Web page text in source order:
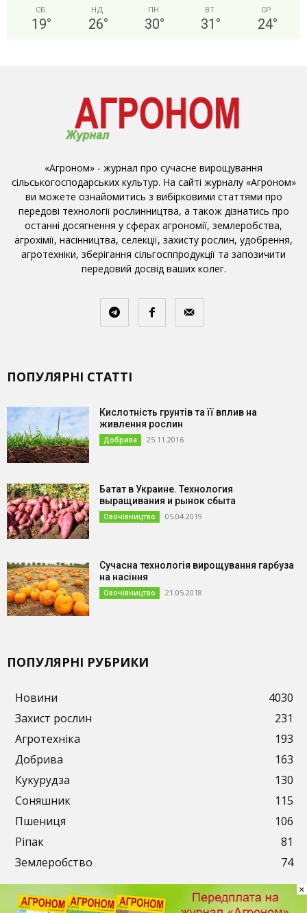
СБ
19°
НД
26°
ПН
30°
ВТ
31 °
СР
24°
«Агроном» - журнал про сучасне вирощування
сільськогосподарських культур. На сайті журналу «Агроном»
ви можете ознайомитись з вибірковими статтями про
передові технології рослинництва, а також дізнатись про
останні досягнення у сферах агрономії, землеробства,
агрохімії, насінництва, селекції, захисту рослин, удобрення,
агротехніки, зберігання сільгосппродукції та запозичити
передовий досвід ваших колег.
ПОПУЛЯРНІ СТАТТІ
Кислотність грунтів та її вплив на
живлення рослин
Добрива 25.11.2016
Батат в Украине. Технология
выращивания и рынок сбыта
Овочівництво 05.04.2019
Сучасна технологія вирощування гарбуза
на насіння
Овочівництво 21.05.2018
ПОПУЛЯРНІ РУБРИКИ
Новини
4030
Захист рослин
231
Агротехніка
193
Добрива
163
Кукурудза
130
Соняшник
115
Пшениця
106
Ріпак
81
Землеробство
74
×